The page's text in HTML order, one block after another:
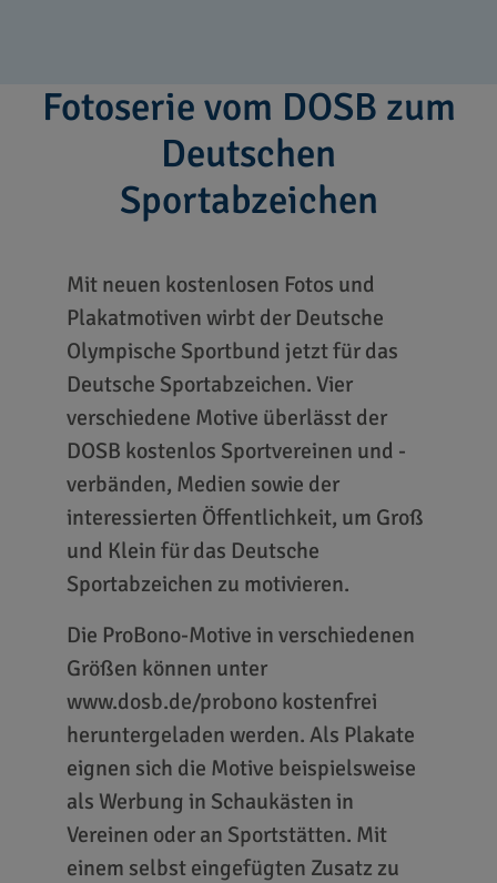
Fotoserie vom DOSB zum
Deutschen
Sportabzeichen
Mit neuen kostenlosen Fotos und
Plakatmotiven wirbt der Deutsche
Olympische Sportbund jetzt für das
Deutsche Sportabzeichen. Vier
verschiedene Motive überlässt der
DOSB kostenlos Sportvereinen und -
verbänden, Medien sowie der
interessierten Öffentlichkeit, um Groß
und Klein für das Deutsche
Sportabzeichen zu motivieren.
Die ProBono-Motive in verschiedenen
Größen können unter
www.dosb.de/probono kostenfrei
heruntergeladen werden. Als Plakate
eignen sich die Motive beispielsweise
als Werbung in Schaukästen in
Vereinen oder an Sportstätten. Mit
einem selbst eingefügten Zusatz zu